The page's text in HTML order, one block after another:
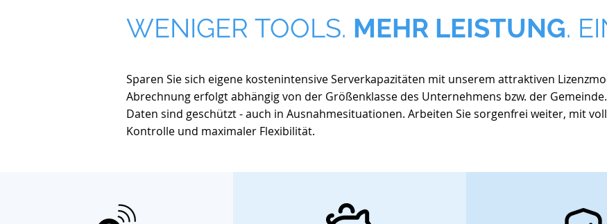
WENIGER TOOLS. MEHR LEISTUNG.
Sparen Sie sich eigene kostenintensive Serverkapazitäten mit unserem attraktiven
Abrechnung erfolgt abhängig von der Größenklasse des Unternehmens bzw. der
Daten sind geschützt - auch in Ausnahmesituationen. Arbeiten Sie sorgenfrei weiter, mit
Kontrolle und maximaler Flexibilität.